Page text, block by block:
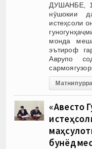
ДУШАНБЕ,
нӯшокии
истеҳсоли
монда
эътироф
Аврупо
Матни пурра
«Авесто
бунёд